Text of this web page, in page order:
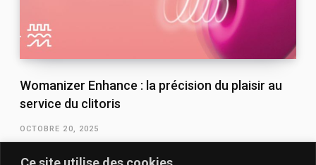
Womanizer Enhance : la précision du plaisir au
service du clitoris
OCTOBRE 20, 2025